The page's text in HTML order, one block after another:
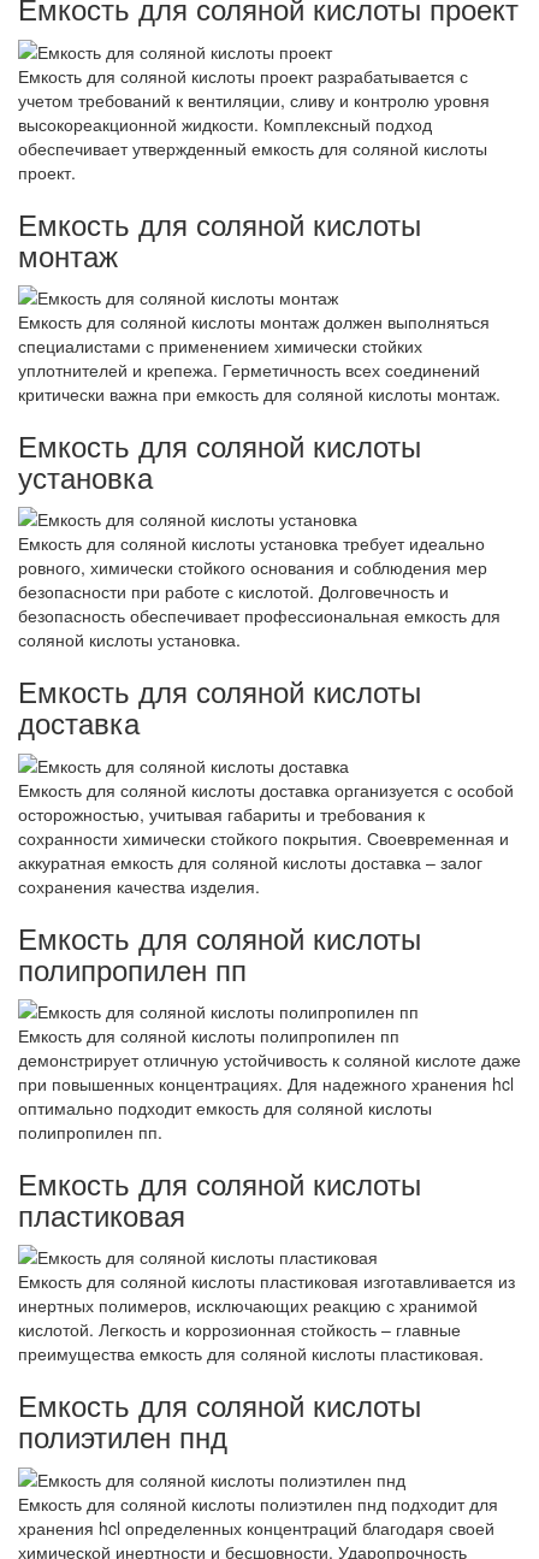
Емкость для соляной кислоты проект разрабатывается с
учетом требований к вентиляции, сливу и контролю уровня
высокореакционной жидкости. Комплексный подход
обеспечивает утвержденный емкость для соляной кислоты
проект.
Емкость для соляной кислоты
монтаж
Емкость для соляной кислоты монтаж должен выполняться
специалистами с применением химически стойких
уплотнителей и крепежа. Герметичность всех соединений
критически важна при емкость для соляной кислоты монтаж.
Емкость для соляной кислоты
установка
Емкость для соляной кислоты установка требует идеально
ровного, химически стойкого основания и соблюдения мер
безопасности при работе с кислотой. Долговечность и
безопасность обеспечивает профессиональная емкость для
соляной кислоты установка.
Емкость для соляной кислоты
доставка
Емкость для соляной кислоты доставка организуется с особой
осторожностью, учитывая габариты и требования к
сохранности химически стойкого покрытия. Своевременная и
аккуратная емкость для соляной кислоты доставка – залог
сохранения качества изделия.
Емкость для соляной кислоты
полипропилен пп
Емкость для соляной кислоты полипропилен пп
демонстрирует отличную устойчивость к соляной кислоте даже
при повышенных концентрациях. Для надежного хранения hcl
оптимально подходит емкость для соляной кислоты
полипропилен пп.
Емкость для соляной кислоты
пластиковая
Емкость для соляной кислоты пластиковая изготавливается из
инертных полимеров, исключающих реакцию с хранимой
кислотой. Легкость и коррозионная стойкость – главные
преимущества емкость для соляной кислоты пластиковая.
Емкость для соляной кислоты
полиэтилен пнд
Емкость для соляной кислоты полиэтилен пнд подходит для
хранения hcl определенных концентраций благодаря своей
химической инертности и бесшовности. Ударопрочность